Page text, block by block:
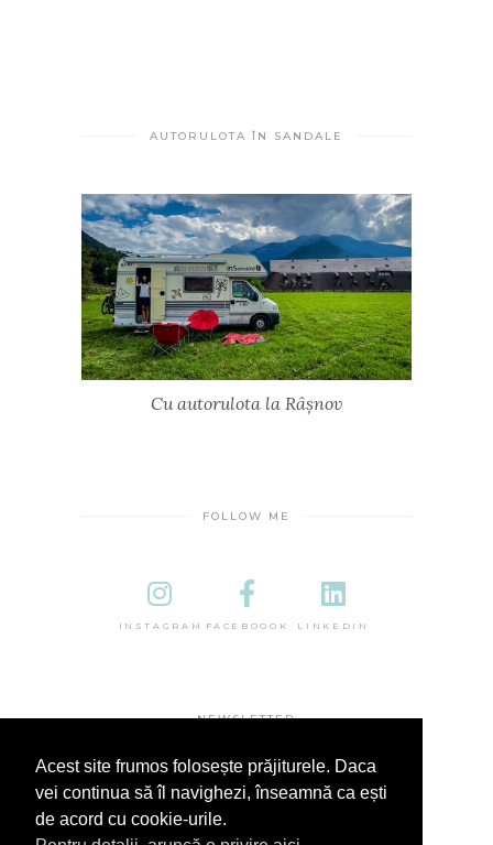
AUTORULOTA ÎN SANDALE
Cu autorulota la Râșnov
FOLLOW ME
INSTAGRAM FACEBOOOK LINKEDIN
NEWSLETTER
Acest site frumos folosește prăjiturele. Daca
vei continua să îl navighezi, înseamnă ca ești
de acord cu cookie-urile.